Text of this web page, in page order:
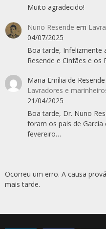
Muito agradecido!
Nuno Resende em
04/07/2025
Boa tarde, Infelizmente
Resende e Cinfães e os
Maria Emília de
Lavradores e
21/04/2025
Boa tarde, Dr. Nuno
foram os pais de Garcia
fevereiro…
Ocorreu um erro. A causa
mais tarde.